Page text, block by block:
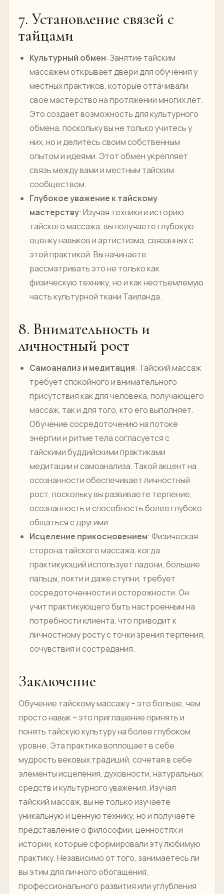
7. Установление связей с
тайцами
Культурный обмен: Занятие тайским
массажем открывает двери для обучения у
местных практиков, которые оттачивали
свое мастерство на протяжении многих лет.
Это создает возможность для культурного
обмена, поскольку вы не только учитесь у
них, но и делитесь своим собственным
опытом и идеями. Этот обмен укрепляет
связь между вами и местным тайским
сообществом.
Глубокое уважение к тайскому
мастерству: Изучая техники и историю
тайского массажа, вы получаете глубокую
оценку навыков и артистизма, связанных с
этой практикой. Вы начинаете
рассматривать это не только как
физическую технику, но и как неотъемлемую
часть культурной ткани Таиланда.
8. Внимательность и
личностный рост
Самоанализ и медитация: Тайский массаж
требует спокойного и внимательного
присутствия как для человека, получающего
массаж, так и для того, кто его выполняет.
Обучение сосредоточению на потоке
энергии и ритме тела согласуется с
тайскими буддийскими практиками
медитации и самоанализа. Такой акцент на
осознанности обеспечивает личностный
рост, поскольку вы развиваете терпение,
осознанность и способность более глубоко
общаться с другими.
Исцеление прикосновением: Физическая
сторона тайского массажа, когда
практикующий использует ладони, большие
пальцы, локти и даже ступни, требует
сосредоточенности и осторожности. Он
учит практикующего быть настроенным на
потребности клиента, что приводит к
личностному росту с точки зрения терпения,
сочувствия и сострадания.
Заключение
Обучение тайскому массажу – это больше, чем
просто навык – это приглашение принять и
понять тайскую культуру на более глубоком
уровне. Эта практика воплощает в себе
мудрость вековых традиций, сочетая в себе
элементы исцеления, духовности, натуральных
средств и культурного уважения. Изучая
тайский массаж, вы не только изучаете
уникальную и ценную технику, но и получаете
представление о философии, ценностях и
истории, которые сформировали эту любимую
практику. Независимо от того, занимаетесь ли
вы этим для личного обогащения,
профессионального развития или углубления